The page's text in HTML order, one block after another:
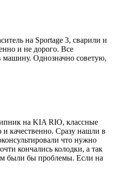
на Sportage 3, сварили и
и не дорого. Все
Однозначно советую,
на KIA RIO, классные
и качественно. Сразу нашли в
что нужно
кончались колодки, а так
были бы проблемы. Если на